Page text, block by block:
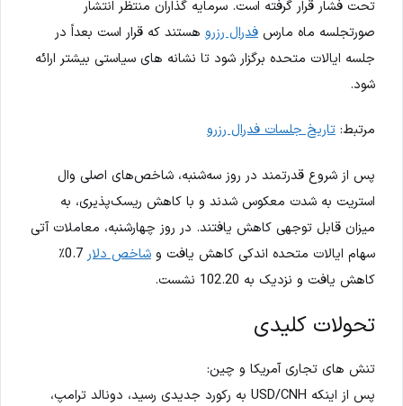
تحت فشار قرار گرفته است. سرمایه گذاران منتظر انتشار
صورتجلسه ماه مارس فدرال رزرو هستند که قرار است بعداً در
جلسه ایالات متحده برگزار شود تا نشانه های سیاستی بیشتر ارائه
شود.
مرتبط: تاریخ جلسات فدرال رزرو
پس از شروع قدرتمند در روز سه‌شنبه، شاخص‌های اصلی وال
استریت به شدت معکوس شدند و با کاهش ریسک‌پذیری، به
میزان قابل توجهی کاهش یافتند. در روز چهارشنبه، معاملات آتی
سهام ایالات متحده اندکی کاهش یافت و شاخص دلار
0.7٪
کاهش یافت و نزدیک به 102.20 نشست.
تحولات کلیدی
تنش های تجاری آمریکا و چین:
پس از اینکه USD/CNH به رکورد جدیدی رسید، دونالد ترامپ،